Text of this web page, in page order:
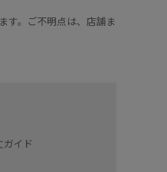
す。ご不明点は、店舗ま
ガイド